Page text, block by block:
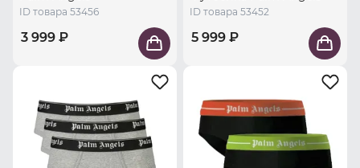
ID товара 53456
3 999 ₽
ID товара 53452
5 999 ₽